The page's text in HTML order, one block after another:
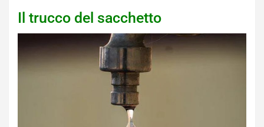
Il trucco del sacchetto